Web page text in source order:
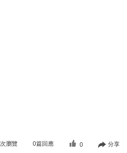
次瀏覽 0篇回應 0 分享